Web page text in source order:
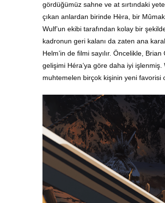
gördüğümüz sahne ve at sırtındaki
çıkan anlardan birinde Hèra, bir
Wulf’un ekibi tarafından kolay bir
kadronun geri kalanı da zaten ana
Helm’in de filmi sayılır. Öncelikle,
gelişimi Héra’ya göre daha iyi
muhtemelen birçok kişinin yeni favorisi